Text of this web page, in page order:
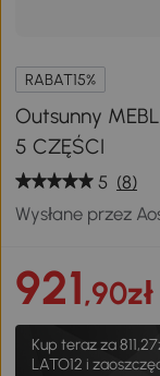
RABAT15%
Outsunny
5 CZĘŚCI
5 (8)
Wysłane przez
921,90zł
Kup teraz za
LATO12 i